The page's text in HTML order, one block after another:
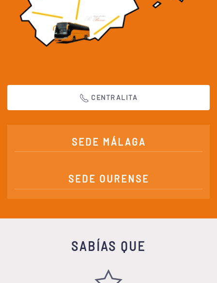
CENTRALITA
SEDE MÁLAGA
SEDE OURENSE
SABÍAS QUE